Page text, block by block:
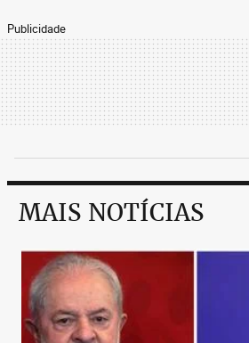
Publicidade
MAIS NOTÍCIAS